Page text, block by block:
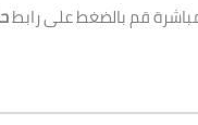
قم بالضغط على رابط